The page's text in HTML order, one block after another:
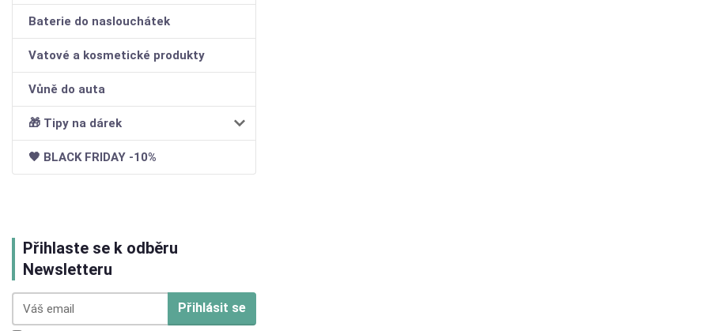
Baterie do naslouchátek
Vatové a kosmetické produkty
Vůně do auta
🎁 Tipy na dárek
🖤 BLACK FRIDAY -10%
Přihlaste se k odběru
Newsletteru
Přihlásit se